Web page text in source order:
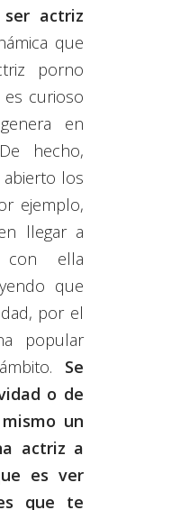
actriz
que
porno
curioso
en
hecho,
los
ejemplo,
llegar a
con ella
que
por el
popular
Se
o de
un
actriz a
es ver
que te